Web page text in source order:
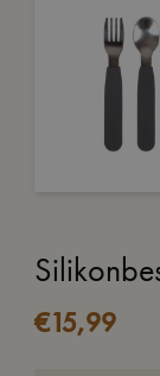
€15,99